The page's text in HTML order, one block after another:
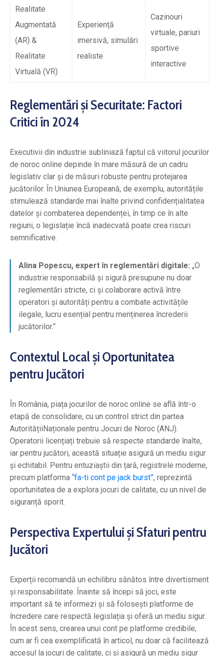
Realitate
Augmentată
(AR) &
Realitate
Virtuală (VR)
Experiență
imersivă, simulări
realiste
Cazinouri
virtuale, pariuri
sportive
interactive
Reglementări și Securitate: Factori
Critici în 2024
Executivii din industrie subliniază faptul că viitorul jocurilor
de noroc online depinde în mare măsură de un cadru
legislativ clar și de măsuri robuste pentru protejarea
jucătorilor. În Uniunea Europeană, de exemplu, autoritățile
stimulează standarde mai înalte privind confidențialitatea
datelor și combaterea dependenței, în timp ce în alte
regiuni, o legislație încă inadecvată poate crea riscuri
semnificative.
Alina Popescu, expert în reglementări digitale: „O
industrie responsabilă și sigură presupune nu doar
reglementări stricte, ci și colaborare activă între
operatori și autorități pentru a combate activitățile
ilegale, lucru esențial pentru menținerea încrederii
jucătorilor.”
Contextul Local și Oportunitatea
pentru Jucători
În România, piața jocurilor de noroc online se află într-o
etapă de consolidare, cu un control strict din partea
AutoritățiiNaționale pentru Jocuri de Noroc (ANJ).
Operatorii licențiați trebuie să respecte standarde înalte,
iar pentru jucători, această situație asigură un mediu sigur
și echitabil. Pentru entuziaștii din țară, registrele moderne,
precum platforma “fa-ti cont pe jack burst”, reprezintă
oportunitatea de a explora jocuri de calitate, cu un nivel de
siguranță sporit.
Perspectiva Expertului și Sfaturi pentru
Jucători
Experții recomandă un echilibru sănătos între divertisment
și responsabilitate. Înainte să începi să joci, este
important să te informezi și să folosești platforme de
încredere care respectă legislația și oferă un mediu sigur.
În acest sens, crearea unui cont pe platforme credibile,
cum ar fi cea exemplificată în articol, nu doar că facilitează
accesul la jocuri de calitate, ci și asigură un mediu sigur